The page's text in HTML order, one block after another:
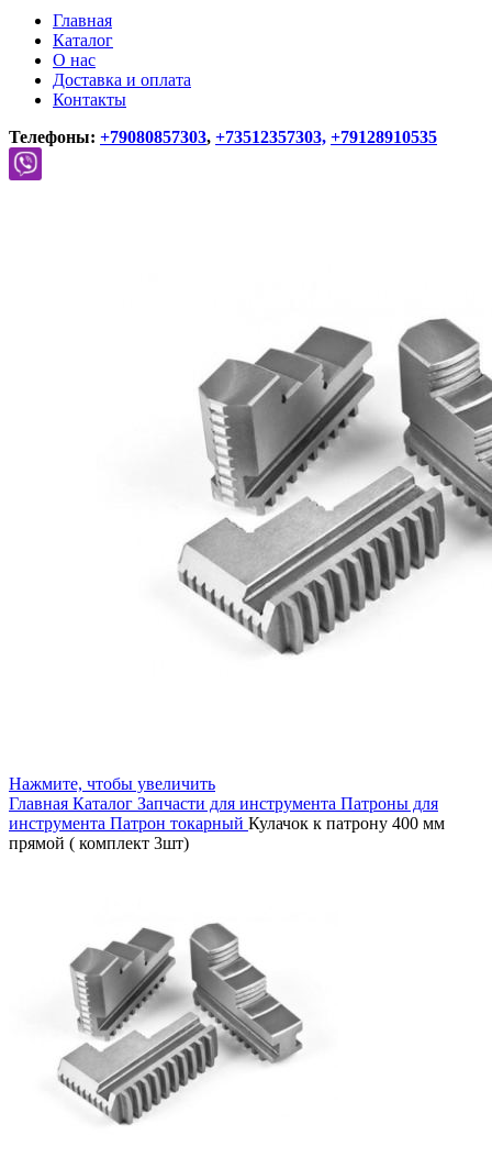
Главная
Каталог
О нас
Доставка и оплата
Контакты
Телефоны: +79080857303, +73512357303, +79128910535
Нажмите, чтобы увеличить
Главная Каталог Запчасти для инструмента Патроны для
инструмента Патрон токарный Кулачок к патрону 400 мм
прямой ( комплект 3шт)